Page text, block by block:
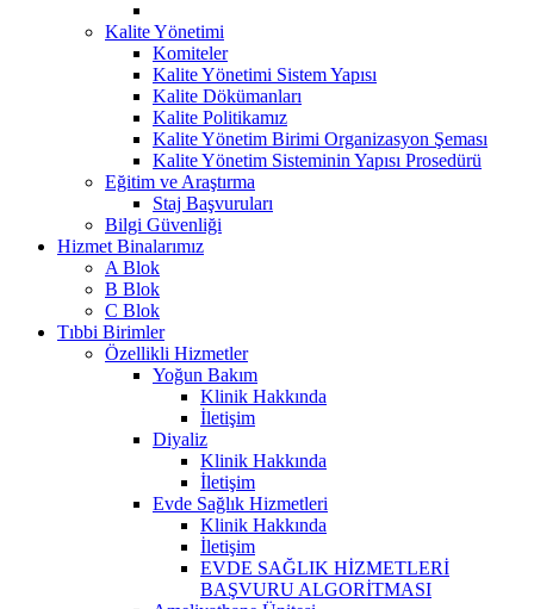
Kalite Yönetimi
Komiteler
Kalite Yönetimi Sistem Yapısı
Kalite Dökümanları
Kalite Politikamız
Kalite Yönetim Birimi Organizasyon Şeması
Kalite Yönetim Sisteminin Yapısı Prosedürü
Eğitim ve Araştırma
Staj Başvuruları
Bilgi Güvenliği
Hizmet Binalarımız
A Blok
B Blok
C Blok
Tıbbi Birimler
Özellikli Hizmetler
Yoğun Bakım
Klinik Hakkında
İletişim
Diyaliz
Klinik Hakkında
İletişim
Evde Sağlık Hizmetleri
Klinik Hakkında
İletişim
EVDE SAĞLIK HİZMETLERİ
BAŞVURU ALGORİTMASI